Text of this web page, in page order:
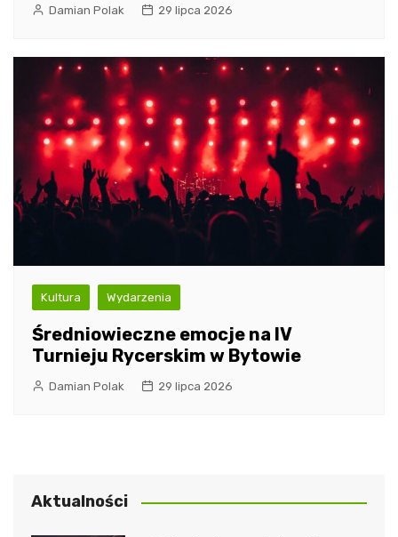
Damian Polak 29 lipca 2026
Kultura Wydarzenia
Średniowieczne emocje na IV
Turnieju Rycerskim w Bytowie
Damian Polak 29 lipca 2026
Aktualności